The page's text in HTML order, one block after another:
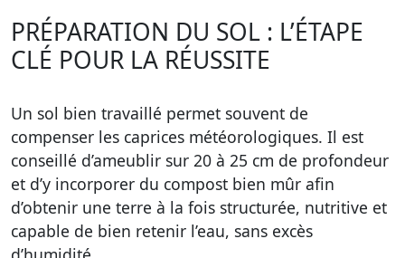
PRÉPARATION DU SOL : L’ÉTAPE
CLÉ POUR LA RÉUSSITE
Un sol bien travaillé permet souvent de
compenser les caprices météorologiques. Il est
conseillé d’ameublir sur 20 à 25 cm de profondeur
et d’y incorporer du compost bien mûr afin
d’obtenir une terre à la fois structurée, nutritive et
capable de bien retenir l’eau, sans excès